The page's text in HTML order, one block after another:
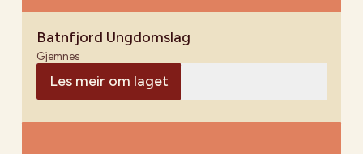
Batnfjord Ungdomslag
Gjemnes
Les meir om laget